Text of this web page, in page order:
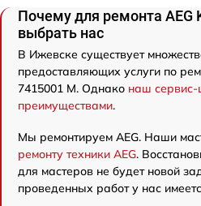
Почему для ремонта AEG
выбрать нас
В Ижевске существует
предоставляющих услуги по
7415001 M. Однако наш сервис-
преимуществами.
Мы ремонтируем AEG. Наши
ремонту техники AEG.
для мастеров не будет новой
проведенных работ у нас